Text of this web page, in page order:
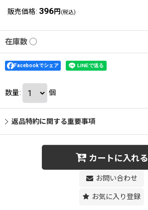
販売価格: 396円 (税込)
在庫数 ◯
Facebookでシェア
数量: 個
返品特約に関する重要事項
カートに入れる
お問い合わせ
お気に入り登録